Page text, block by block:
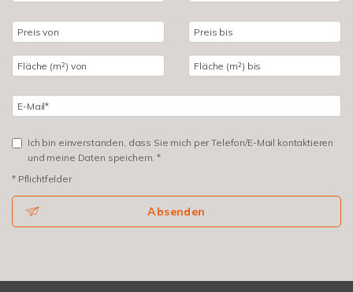
Ich bin einverstanden, dass Sie mich per Telefon/E-Mail kontaktieren
und meine Daten speichern. *
* Pflichtfelder
Absenden